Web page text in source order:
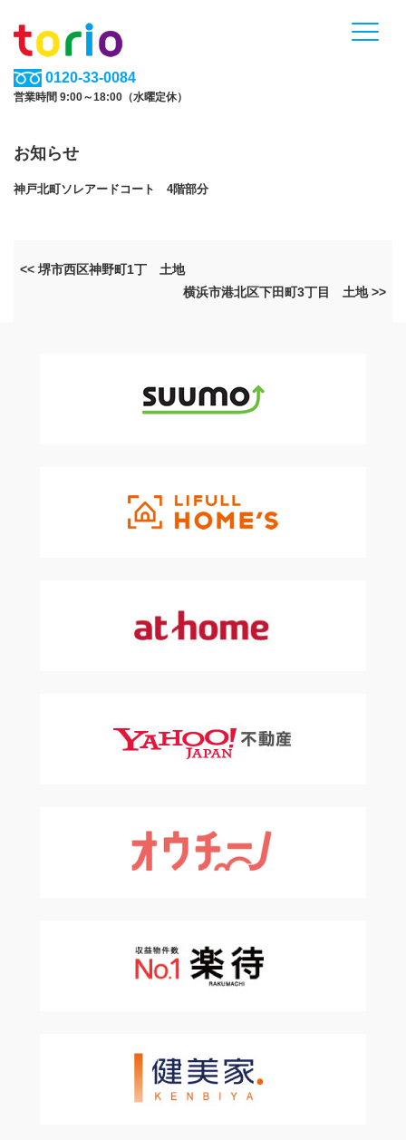
0120-33-0084
営業時間 9:00～18:00（水曜定休）
お知らせ
神戸北町ソレアードコート 4階部分
<< 堺市西区神野町1丁 土地
横浜市港北区下田町3丁目 土地 >>